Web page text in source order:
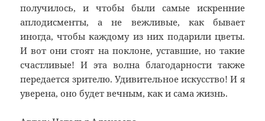
получилось, и чтобы были самые искренние
аплодисменты, а не вежливые, как бывает
иногда, чтобы каждому из них подарили цветы.
И вот они стоят на поклоне, уставшие, но такие
счастливые! И эта волна благодарности также
передается зрителю. Удивительное искусство! И я
уверена, оно будет вечным, как и сама жизнь.